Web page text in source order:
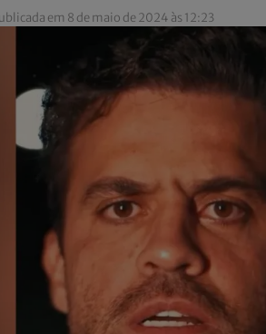
em 8 de maio de 2024 às 12:23